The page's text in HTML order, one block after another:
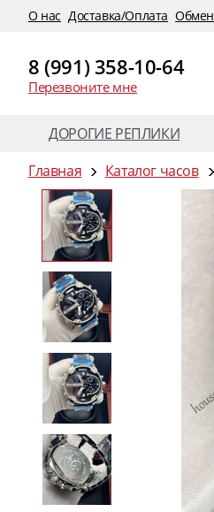
O нас Доставка/Оплата Обмен
8 (991) 358-10-64
Перезвоните мне
ДОРОГИЕ РЕПЛИКИ
Главная
Каталог часов